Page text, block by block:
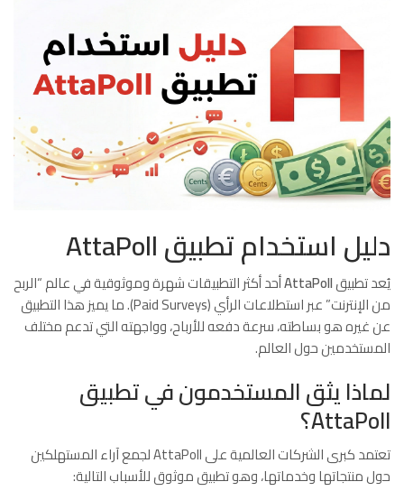
دليل استخدام تطبيق AttaPoll
يُعد تطبيقAttaPollأحد أكثر التطبيقات شهرة وموثوقية في عالم “الربح
من الإنترنت” عبر استطلاعات الرأي (Paid Surveys). ما يميز هذا التطبيق
عن غيره هو بساطته، سرعة دفعه للأرباح، وواجهته التي تدعم مختلف
المستخدمين حول العالم.
لماذا يثق المستخدمون في تطبيق
AttaPoll؟
تعتمد كبرى الشركات العالمية على AttaPoll لجمع آراء المستهلكين
حول منتجاتها وخدماتها، وهو تطبيق موثوق للأسباب التالية: